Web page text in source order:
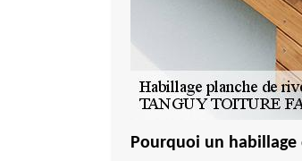
Pourquoi un habillage